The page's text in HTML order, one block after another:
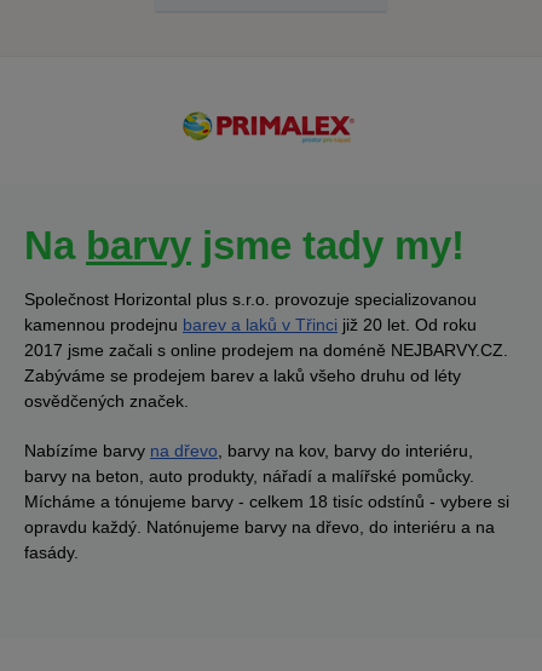
Na barvy jsme tady my!
Společnost Horizontal plus s.r.o. provozuje specializovanou
kamennou prodejnu barev a laků v Třinci již 20 let. Od roku
2017 jsme začali s online prodejem na doméně NEJBARVY.CZ.
Zabýváme se prodejem barev a laků všeho druhu od léty
osvědčených značek.
Nabízíme barvy na dřevo , barvy na kov, barvy do interiéru,
barvy na beton, auto produkty, nářadí a malířské pomůcky.
Mícháme a tónujeme barvy - celkem 18 tisíc odstínů - vybere si
opravdu každý. Natónujeme barvy na dřevo, do interiéru a na
fasády.